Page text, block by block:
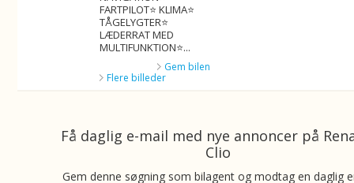
FARTPILOT⭐ KLIMA⭐
TÅGELYGTER⭐
LÆDERRAT MED
MULTIFUNKTION⭐...
Gem bilen
Flere billeder
Få daglig e-mail med nye annoncer på
Clio
Gem denne søgning som bilagent og modtag en daglig